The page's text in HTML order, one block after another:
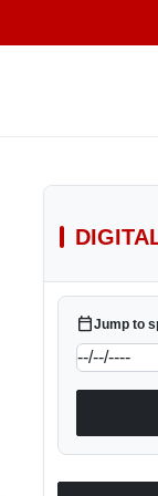
calendar_todayJump to